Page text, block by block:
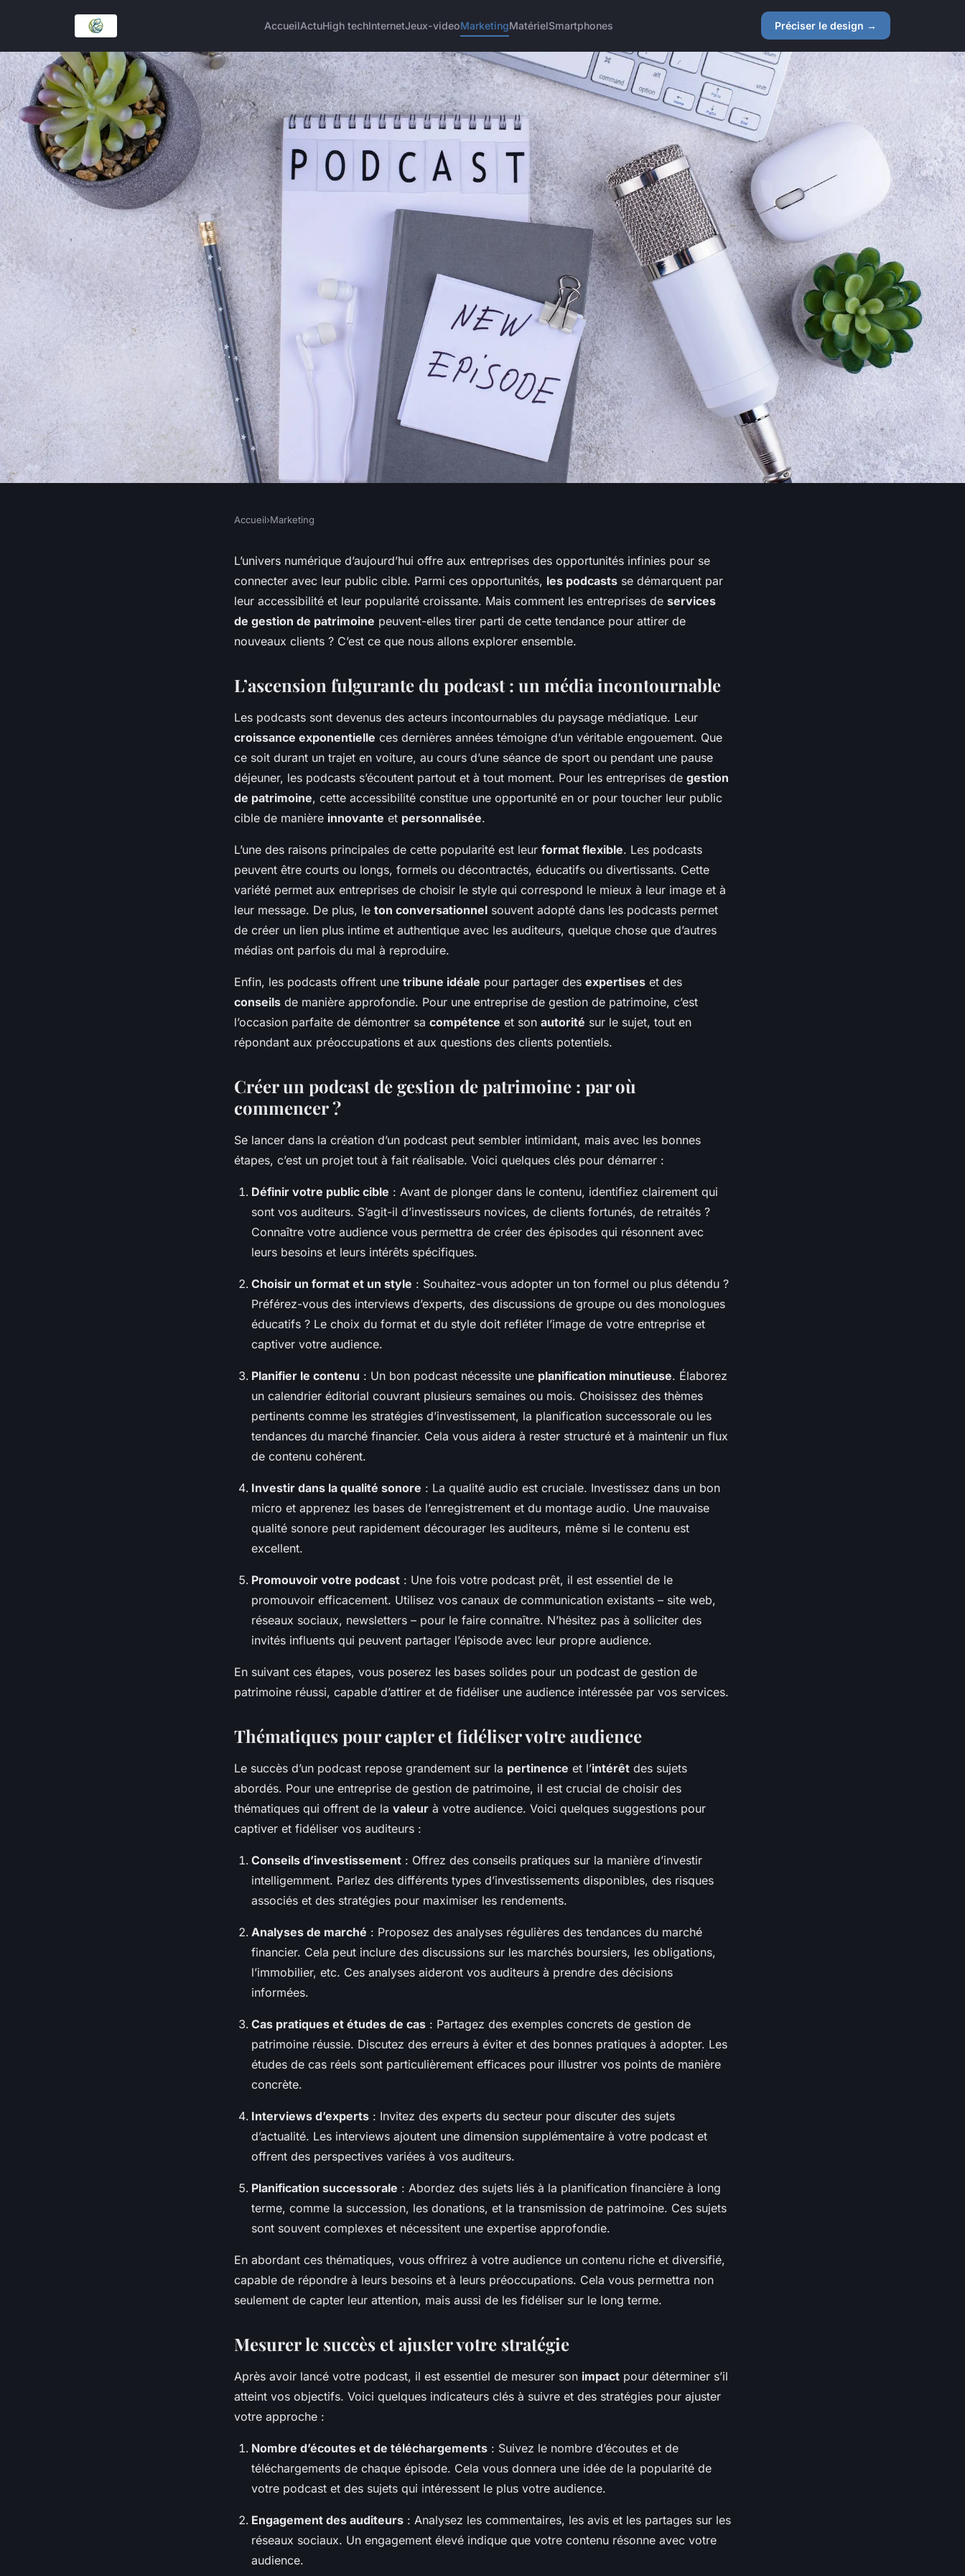
AccueilActuHigh techInternetJeux-videoMarketingMatérielSmartphones Préciser le design →
Comment les entreprises de services
de gestion de patrimoine peuvent-
elles utiliser les podcasts pour attirer
6 min de lecture
Accueil›Marketing
L’univers numérique d’aujourd’hui offre aux entreprises des opportunités infinies pour se
connecter avec leur public cible. Parmi ces opportunités, les podcasts se démarquent par
leur accessibilité et leur popularité croissante. Mais comment les entreprises de services
de gestion de patrimoine peuvent-elles tirer parti de cette tendance pour attirer de
nouveaux clients ? C’est ce que nous allons explorer ensemble.
L’ascension fulgurante du podcast : un média incontournable
Les podcasts sont devenus des acteurs incontournables du paysage médiatique. Leur
croissance exponentielle ces dernières années témoigne d’un véritable engouement. Que
ce soit durant un trajet en voiture, au cours d’une séance de sport ou pendant une pause
déjeuner, les podcasts s’écoutent partout et à tout moment. Pour les entreprises de gestion
de patrimoine, cette accessibilité constitue une opportunité en or pour toucher leur public
cible de manière innovante et personnalisée.
L’une des raisons principales de cette popularité est leur format flexible. Les podcasts
peuvent être courts ou longs, formels ou décontractés, éducatifs ou divertissants. Cette
variété permet aux entreprises de choisir le style qui correspond le mieux à leur image et à
leur message. De plus, le ton conversationnel souvent adopté dans les podcasts permet
de créer un lien plus intime et authentique avec les auditeurs, quelque chose que d’autres
médias ont parfois du mal à reproduire.
Enfin, les podcasts offrent une tribune idéale pour partager des expertises et des
conseils de manière approfondie. Pour une entreprise de gestion de patrimoine, c’est
l’occasion parfaite de démontrer sa compétence et son autorité sur le sujet, tout en
répondant aux préoccupations et aux questions des clients potentiels.
Créer un podcast de gestion de patrimoine : par où
commencer ?
Se lancer dans la création d’un podcast peut sembler intimidant, mais avec les bonnes
étapes, c’est un projet tout à fait réalisable. Voici quelques clés pour démarrer :
Définir votre public cible : Avant de plonger dans le contenu, identifiez clairement qui
sont vos auditeurs. S’agit-il d’investisseurs novices, de clients fortunés, de retraités ?
Connaître votre audience vous permettra de créer des épisodes qui résonnent avec
leurs besoins et leurs intérêts spécifiques.
Choisir un format et un style : Souhaitez-vous adopter un ton formel ou plus détendu ?
Préférez-vous des interviews d’experts, des discussions de groupe ou des monologues
éducatifs ? Le choix du format et du style doit refléter l’image de votre entreprise et
captiver votre audience.
Planifier le contenu : Un bon podcast nécessite une planification minutieuse. Élaborez
un calendrier éditorial couvrant plusieurs semaines ou mois. Choisissez des thèmes
pertinents comme les stratégies d’investissement, la planification successorale ou les
tendances du marché financier. Cela vous aidera à rester structuré et à maintenir un flux
de contenu cohérent.
Investir dans la qualité sonore : La qualité audio est cruciale. Investissez dans un bon
micro et apprenez les bases de l’enregistrement et du montage audio. Une mauvaise
qualité sonore peut rapidement décourager les auditeurs, même si le contenu est
excellent.
Promouvoir votre podcast : Une fois votre podcast prêt, il est essentiel de le
promouvoir efficacement. Utilisez vos canaux de communication existants – site web,
réseaux sociaux, newsletters – pour le faire connaître. N’hésitez pas à solliciter des
invités influents qui peuvent partager l’épisode avec leur propre audience.
En suivant ces étapes, vous poserez les bases solides pour un podcast de gestion de
patrimoine réussi, capable d’attirer et de fidéliser une audience intéressée par vos services.
Thématiques pour capter et fidéliser votre audience
Le succès d’un podcast repose grandement sur la pertinence et l’intérêt des sujets
abordés. Pour une entreprise de gestion de patrimoine, il est crucial de choisir des
thématiques qui offrent de la valeur à votre audience. Voici quelques suggestions pour
captiver et fidéliser vos auditeurs :
Conseils d’investissement : Offrez des conseils pratiques sur la manière d’investir
intelligemment. Parlez des différents types d’investissements disponibles, des risques
associés et des stratégies pour maximiser les rendements.
Analyses de marché : Proposez des analyses régulières des tendances du marché
financier. Cela peut inclure des discussions sur les marchés boursiers, les obligations,
l’immobilier, etc. Ces analyses aideront vos auditeurs à prendre des décisions
informées.
Cas pratiques et études de cas : Partagez des exemples concrets de gestion de
patrimoine réussie. Discutez des erreurs à éviter et des bonnes pratiques à adopter. Les
études de cas réels sont particulièrement efficaces pour illustrer vos points de manière
concrète.
Interviews d’experts : Invitez des experts du secteur pour discuter des sujets
d’actualité. Les interviews ajoutent une dimension supplémentaire à votre podcast et
offrent des perspectives variées à vos auditeurs.
Planification successorale : Abordez des sujets liés à la planification financière à long
terme, comme la succession, les donations, et la transmission de patrimoine. Ces sujets
sont souvent complexes et nécessitent une expertise approfondie.
En abordant ces thématiques, vous offrirez à votre audience un contenu riche et diversifié,
capable de répondre à leurs besoins et à leurs préoccupations. Cela vous permettra non
seulement de capter leur attention, mais aussi de les fidéliser sur le long terme.
Mesurer le succès et ajuster votre stratégie
Après avoir lancé votre podcast, il est essentiel de mesurer son impact pour déterminer s’il
atteint vos objectifs. Voici quelques indicateurs clés à suivre et des stratégies pour ajuster
votre approche :
Nombre d’écoutes et de téléchargements : Suivez le nombre d’écoutes et de
téléchargements de chaque épisode. Cela vous donnera une idée de la popularité de
votre podcast et des sujets qui intéressent le plus votre audience.
Engagement des auditeurs : Analysez les commentaires, les avis et les partages sur les
réseaux sociaux. Un engagement élevé indique que votre contenu résonne avec votre
audience.